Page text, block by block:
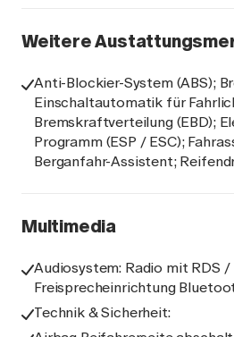
Weitere
Anti-Blockier-System (ABS);
Einschaltautomatik für
Bremskraftverteilung (EBD);
Programm (ESP / ESC);
Berganfahr-Assistent;
Multimedia
Audiosystem: Radio mit RDS /
Freisprecheinrichtung
Technik & Sicherheit: